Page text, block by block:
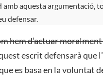
amb aquesta argumentació,
defensar.
hem d’actuar
escrit defensarà que
es basa en la voluntat